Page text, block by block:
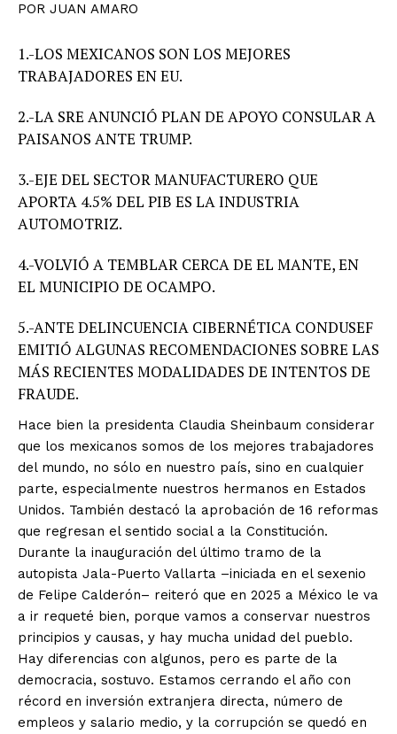
POR JUAN AMARO
1.-LOS MEXICANOS SON LOS MEJORES
TRABAJADORES EN EU.
2.-LA SRE ANUNCIÓ PLAN DE APOYO CONSULAR A
PAISANOS ANTE TRUMP.
3.-EJE DEL SECTOR MANUFACTURERO QUE
APORTA 4.5% DEL PIB ES LA INDUSTRIA
AUTOMOTRIZ.
4.-VOLVIÓ A TEMBLAR CERCA DE EL MANTE, EN
EL MUNICIPIO DE OCAMPO.
5.-ANTE DELINCUENCIA CIBERNÉTICA CONDUSEF
EMITIÓ ALGUNAS RECOMENDACIONES SOBRE LAS
MÁS RECIENTES MODALIDADES DE INTENTOS DE
FRAUDE.
Hace bien la presidenta Claudia Sheinbaum considerar
que los mexicanos somos de los mejores trabajadores
del mundo, no sólo en nuestro país, sino en cualquier
parte, especialmente nuestros hermanos en Estados
Unidos. También destacó la aprobación de 16 reformas
que regresan el sentido social a la Constitución.
Durante la inauguración del último tramo de la
autopista Jala-Puerto Vallarta –iniciada en el sexenio
de Felipe Calderón– reiteró que en 2025 a México le va
a ir requeté bien, porque vamos a conservar nuestros
principios y causas, y hay mucha unidad del pueblo.
Hay diferencias con algunos, pero es parte de la
democracia, sostuvo. Estamos cerrando el año con
récord en inversión extranjera directa, número de
empleos y salario medio, y la corrupción se quedó en